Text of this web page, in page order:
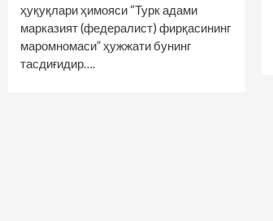
ҳуқуқлари ҳимояси “Турк адами
марказият (федералист) фирқасининг
маромномаси” ҳужжати бунинг
тасдиғидир….